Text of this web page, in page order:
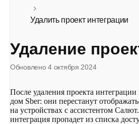
Удалить проект интеграции
Удаление
Обновлено 4 октября 2024
После удаления проекта
дом Sber: они перестанут
на устройствах с ассистентом
интеграция пропадет из списка